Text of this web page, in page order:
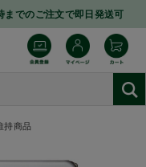
でのご注文で即日発送可
持商品